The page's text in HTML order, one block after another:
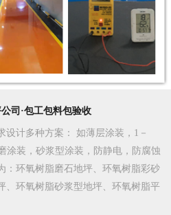
司·包工包料包验收
设计多种方案 ： 如薄层涂装，1－
涂装，砂浆型涂装，防静电，防腐蚀
：环氧树脂磨石地坪、环氧树脂彩砂
、环氧树脂砂浆型地坪、环氧树脂平